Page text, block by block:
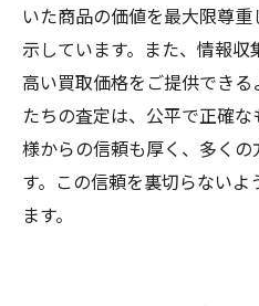
いた商品の価値を最大限尊
示しています。また、情報
高い買取価格をご提供でき
たちの査定は、公平で正確
様からの信頼も厚く、多く
す。この信頼を裏切らないよ
ます。